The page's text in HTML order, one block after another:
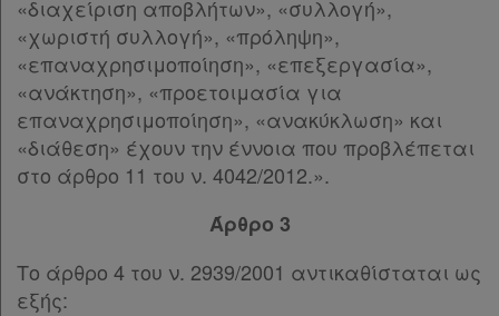
«διαχείριση αποβλήτων», «συλλογή»,
«χωριστή συλλογή», «πρόληψη»,
«επαναχρησιμοποίηση», «επεξεργασία»,
«ανάκτηση», «προετοιμασία για
επαναχρησιμοποίηση», «ανακύκλωση» και
«διάθεση» έχουν την έννοια που προβλέπεται
στο άρθρο 11 του ν. 4042/2012.».
Άρθρο 3
Το άρθρο 4 του ν. 2939/2001 αντικαθίσταται ως
εξής: